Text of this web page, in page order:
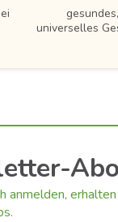
universelles
anmelden,